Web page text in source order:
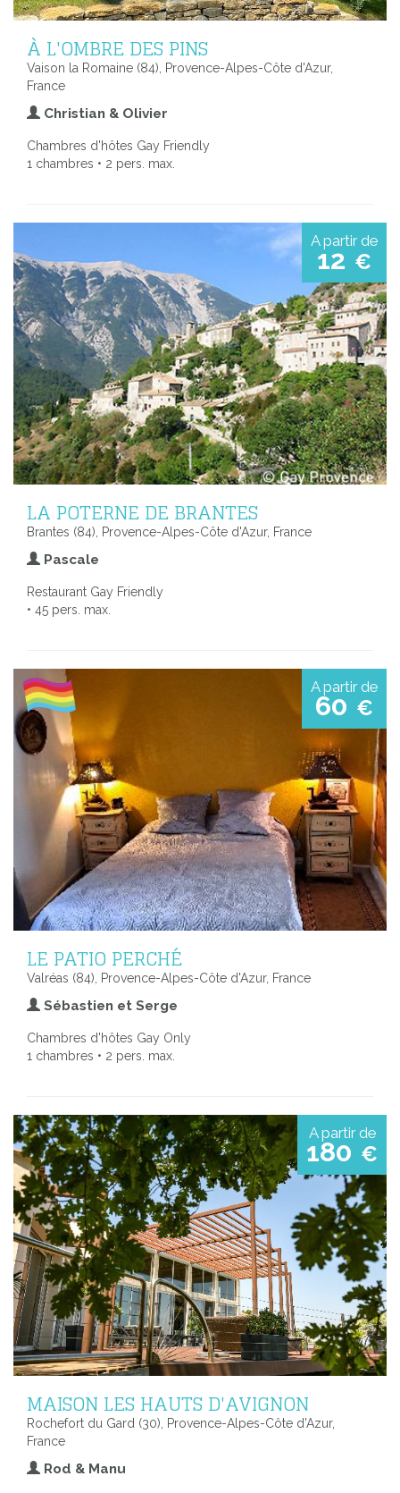
À L'OMBRE DES PINS
Vaison la Romaine (84), Provence-Alpes-Côte d'Azur,
France
Christian & Olivier
Chambres d'hôtes Gay Friendly
1 chambres • 2 pers. max.
A partir de
12 €
LA POTERNE DE BRANTES
Brantes (84), Provence-Alpes-Côte d'Azur, France
Pascale
Restaurant Gay Friendly
• 45 pers. max.
A partir de
60 €
LE PATIO PERCHÉ
Valréas (84), Provence-Alpes-Côte d'Azur, France
Sébastien et Serge
Chambres d'hôtes Gay Only
1 chambres • 2 pers. max.
A partir de
180 €
MAISON LES HAUTS D'AVIGNON
Rochefort du Gard (30), Provence-Alpes-Côte d'Azur,
France
Rod & Manu